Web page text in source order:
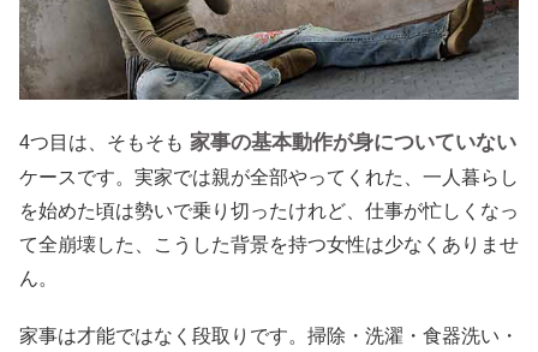
4つ目は、そもそも 家事の基本動作が身についていない
ケースです。実家では親が全部やってくれた、一人暮らし
を始めた頃は勢いで乗り切ったけれど、仕事が忙しくなっ
て全崩壊した、こうした背景を持つ女性は少なくありませ
ん。
家事は才能ではなく段取りです。掃除・洗濯・食器洗い・